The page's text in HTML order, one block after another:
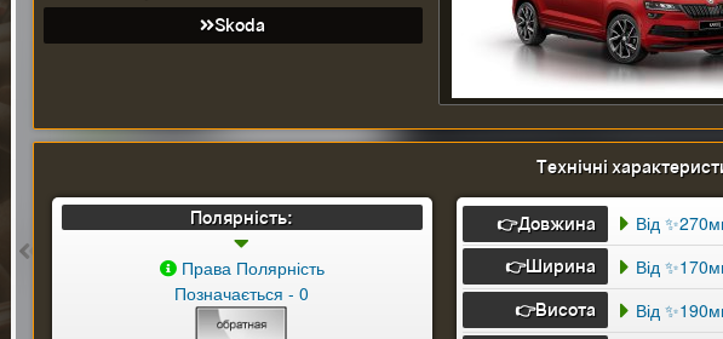
Skoda
Octavia A7
Skoda
Технічні
Полярність:
Права Полярність
Позначається - 0
👉Довжина Від
👉Ширина Від
👉Висота Від